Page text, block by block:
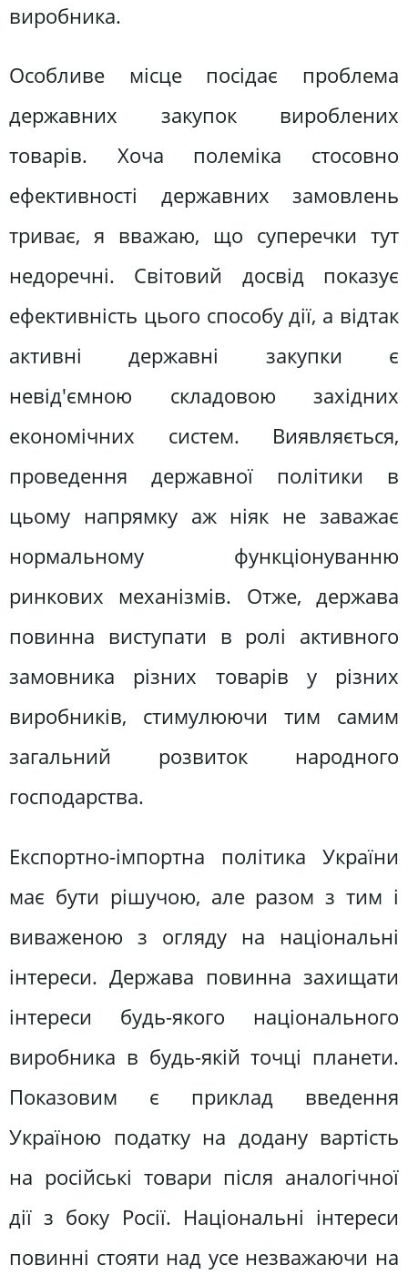
виробника.
Особливе місце посідає проблема
державних закупок вироблених
товарів. Хоча полеміка стосовно
ефективності державних замовлень
триває, я вважаю, що суперечки тут
недоречні. Світовий досвід показує
ефективність цього способу дії, а відтак
активні державні закупки є
невід'ємною складовою західних
економічних систем. Виявляється,
проведення державної політики в
цьому напрямку аж ніяк не заважає
нормальному функціонуванню
ринкових механізмів. Отже, держава
повинна виступати в ролі активного
замовника різних товарів у різних
виробників, стимулюючи тим самим
загальний розвиток народного
господарства.
Експортно-імпортна політика України
має бути рішучою, але разом з тим і
виваженою з огляду на національні
інтереси. Держава повинна захищати
інтереси будь-якого національного
виробника в будь-якій точці планети.
Показовим є приклад введення
Україною податку на додану вартість
на російські товари після аналогічної
дії з боку Росії. Національні інтереси
повинні стояти над усе незважаючи на